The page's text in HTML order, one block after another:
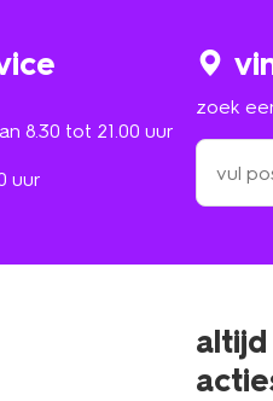
8.30 tot 21.00 uur
uur
zoek
zoek
een
winkel
in